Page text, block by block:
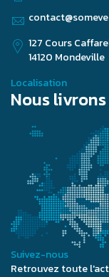
127 Cours
14120 Mondeville
Localisation
Nous
Suivez-nous
Retrouvez toute